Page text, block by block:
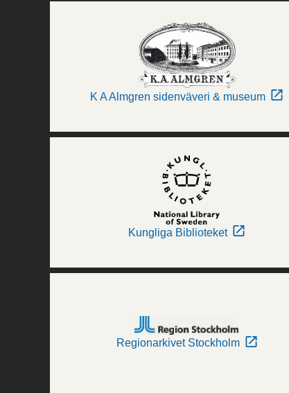
K A Almgren sidenväveri & museum
Kungliga Biblioteket
Regionarkivet Stockholm